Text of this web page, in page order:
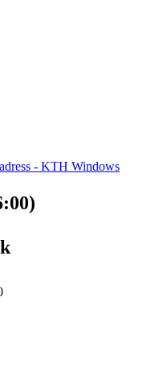
- KTH Windows